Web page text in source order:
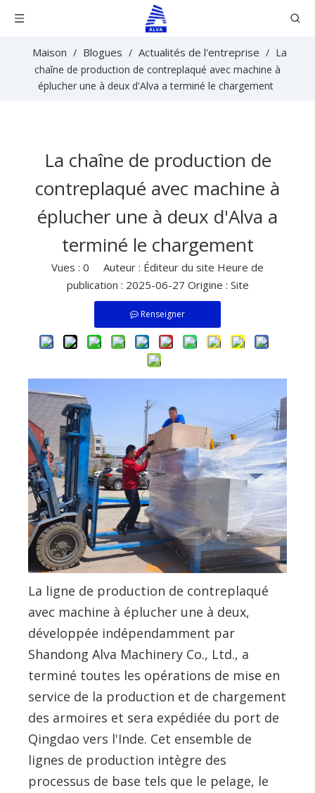
Maison / Blogues / Actualités de l'entreprise / La
chaîne de production de contreplaqué avec machine à
éplucher une à deux d'Alva a terminé le chargement
La chaîne de production de
contreplaqué avec machine à
éplucher une à deux d'Alva a
terminé le chargement
Vues : 0 Auteur : Éditeur du site Heure de
publication : 2025-06-27 Origine : Site
Renseigner
La ligne de production de contreplaqué
avec machine à éplucher une à deux,
développée indépendamment par
Shandong Alva Machinery Co., Ltd., a
terminé toutes les opérations de mise en
service de la production et de chargement
des armoires et sera expédiée du port de
Qingdao vers l'Inde. Cet ensemble de
lignes de production intègre des
processus de base tels que le pelage, le